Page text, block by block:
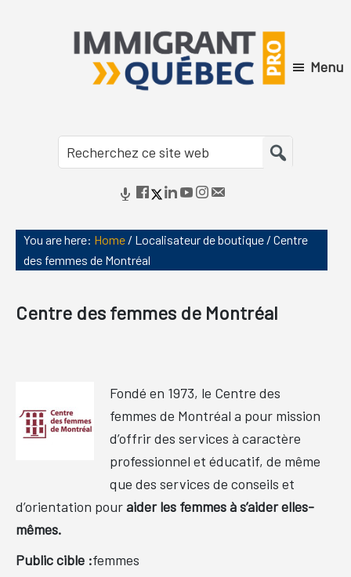
Québec
ProRecherchez
ce
Menu
You are here: Home / Localisateur de boutique / Centre
des femmes de Montréal
Centre des femmes de Montréal
Fondé en 1973, le Centre des
femmes de Montréal a pour mission
d’offrir des services à caractère
professionnel et éducatif, de même
que des services de conseils et
d’orientation pouraider les femmes à s’aider elles-
mêmes.
Public cible :femmes